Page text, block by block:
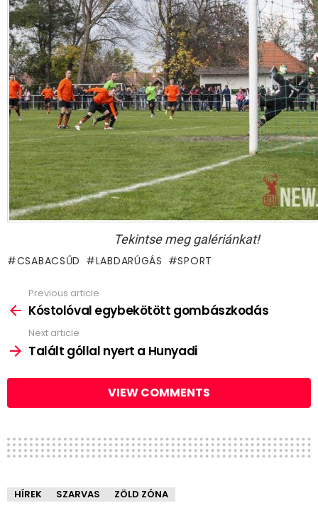
Tekintse meg galériánkat!
CSABACSŰD LABDARÚGÁS SPORT
more
Previous article
Kóstolóval egybekötött gombászkodás
Next article
Talált góllal nyert a Hunyadi
VIEW COMMENTS
HÍREK SZARVAS ZÖLD ZÓNA